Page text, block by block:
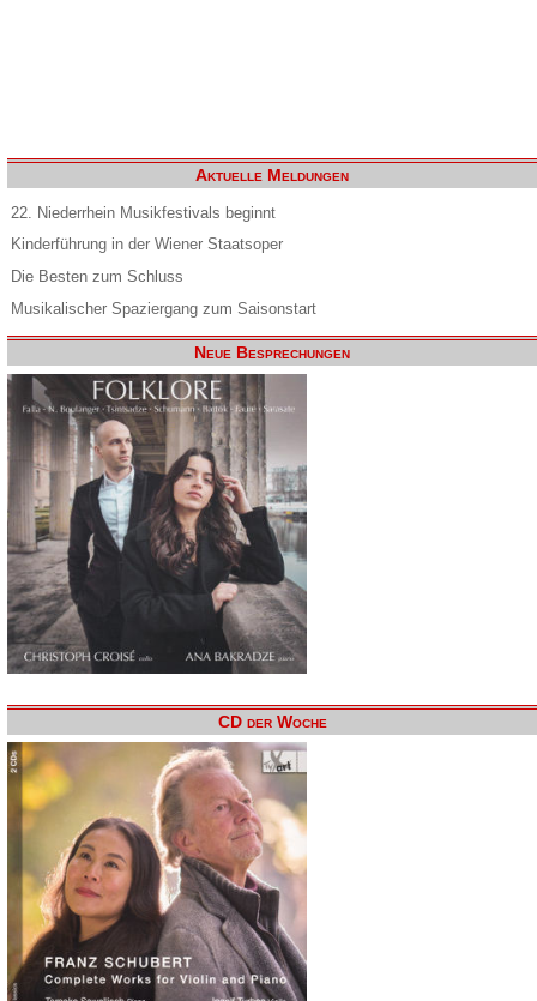
Aktuelle Meldungen
22. Niederrhein Musikfestivals beginnt
Kinderführung in der Wiener Staatsoper
Die Besten zum Schluss
Musikalischer Spaziergang zum Saisonstart
Neue Besprechungen
CD der Woche